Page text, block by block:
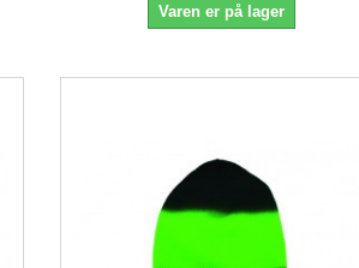
Varen er på lager